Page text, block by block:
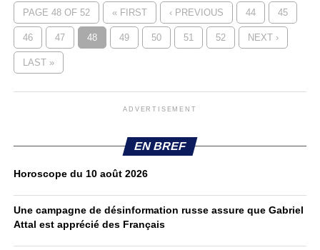
PAGE 48 OF 52 « FIRST ‹ PREVIOUS 44 45
46 47 48 49 50 51 52 NEXT ›
LAST »
ADVERTISEMENT
EN BREF
Horoscope du 10 août 2026
Une campagne de désinformation russe assure que Gabriel
Attal est apprécié des Français